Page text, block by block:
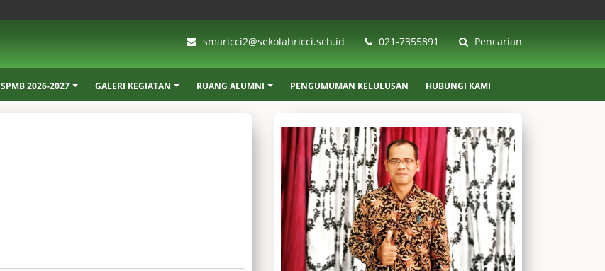
smaricci2@sekolahricci.sch.id 021-7355891 Pencarian
SPMB 2026-2027 GALERI KEGIATAN RUANG ALUMNI PENGUMUMAN KELULUSAN HUBUNGI KAMI